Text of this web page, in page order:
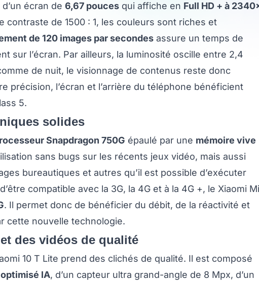
écran de 6,67 pouces qui affiche en Full HD + à
contraste de 1500 : 1, les couleurs sont riches et
de 120 images par secondes assure un temps de
sur l’écran. Par ailleurs, la luminosité oscille entre 2,4
de nuit, le visionnage de contenus reste donc
précision, l’écran et l’arrière du téléphone bénéficient
5.
solides
Snapdragon 750G épaulé par une mémoire vive
sans bugs sur les récents jeux vidéo, mais aussi
bureautiques et autres qu’il est possible d’exécuter
compatible avec la 3G, la 4G et à la 4G +, le Xiaomi Mi
. Il permet donc de bénéficier du débit, de la réactivité et
cette nouvelle technologie.
des vidéos de qualité
10 T Lite prend des clichés de qualité. Il est composé
IA, d’un capteur ultra grand-angle de 8 Mpx, d’un